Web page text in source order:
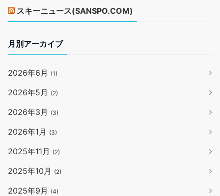
スキーニュース(SANSPO.COM)
月別アーカイブ
2026年6月 (1)
2026年5月 (2)
2026年3月 (3)
2026年1月 (3)
2025年11月 (2)
2025年10月 (2)
2025年9月 (4)